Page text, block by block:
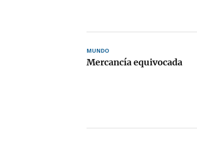
MUNDO
Mercancía equivocada